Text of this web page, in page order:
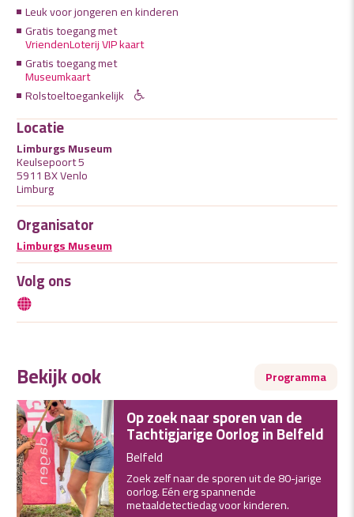
Leuk voor jongeren en kinderen
Gratis toegang met
VriendenLoterij VIP kaart
Gratis toegang met
Museumkaart
Rolstoeltoegankelijk
Locatie
Limburgs Museum
Keulsepoort 5
5911 BX Venlo
Limburg
Organisator
Limburgs Museum
Volg ons
Bekijk ook Programma
Op zoek naar sporen van de
Tachtigjarige Oorlog in Belfeld
Belfeld
Zoek zelf naar de sporen uit de 80-jarige
oorlog. Eén erg spannende
metaaldetectiedag voor kinderen.